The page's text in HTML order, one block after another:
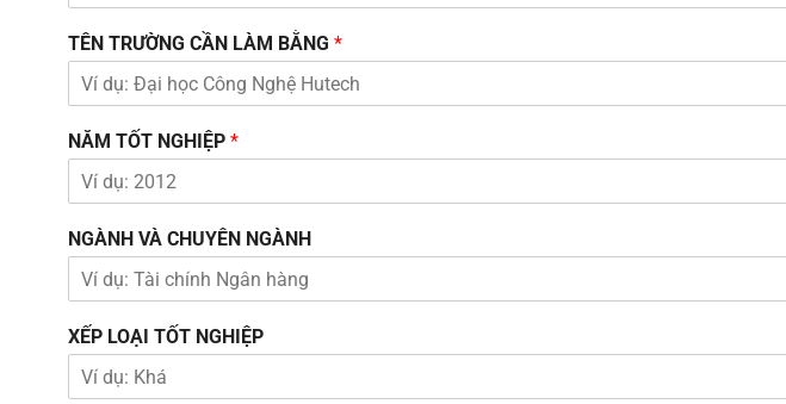
TÊN TRƯỜNG CẦN LÀM BẰNG *
NĂM TỐT NGHIỆP *
NGÀNH VÀ CHUYÊN NGÀNH
XẾP LOẠI TỐT NGHIỆP